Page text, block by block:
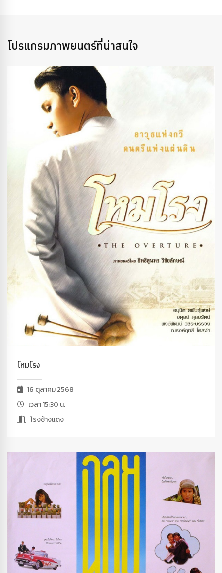
โปรแกรมภาพยนตร์ที่น่าสนใจ
โหมโรง
16 ตุลาคม 2568
เวลา 15:30 น.
โรงช้างแดง